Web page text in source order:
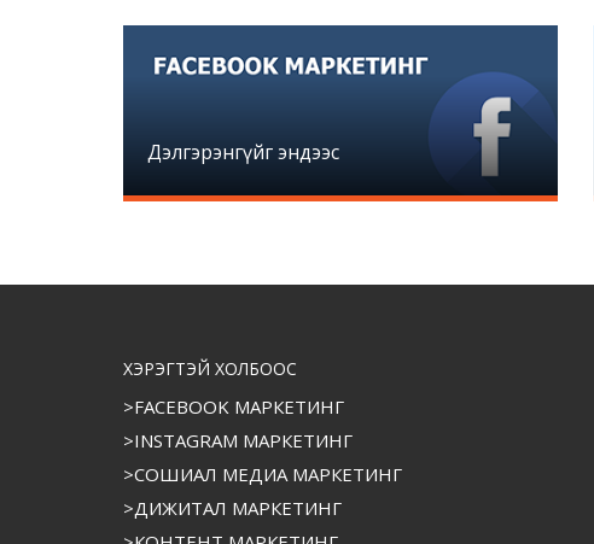
Дэлгэрэнгүйг эндээс
ХЭРЭГТЭЙ ХОЛБООС
>FACEBOOK МАРКЕТИНГ
>INSTAGRAM МАРКЕТИНГ
>СОШИАЛ МЕДИА МАРКЕТИНГ
>ДИЖИТАЛ МАРКЕТИНГ